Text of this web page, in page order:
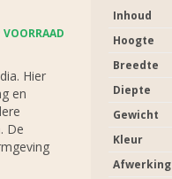
VOORRAAD
Hier
en
De
Inhoud
Hoogte
Breedte
Diepte
Gewicht
Kleur
Afwerking